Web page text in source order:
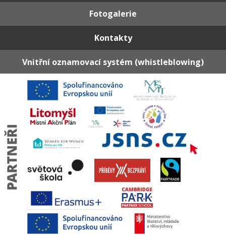
Fotogalerie
Kontakty
Vnitřní oznamovací systém (whistleblowing)